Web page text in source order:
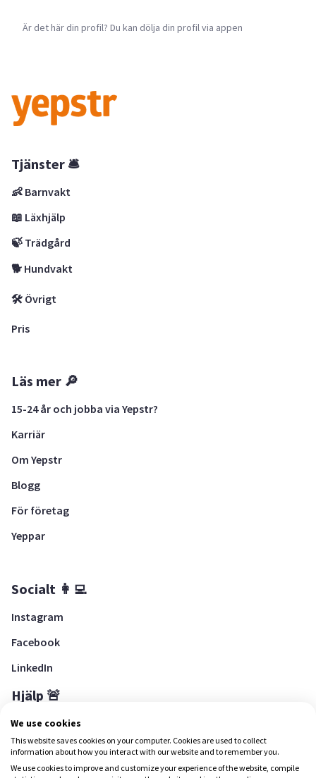
Är det här din profil? Du kan dölja din profil via appen
Tjänster 🛎
👶 Barnvakt
📖 Läxhjälp
🍃 Trädgård
🐕 Hundvakt
🛠 Övrigt
Pris
Läs mer 🔎
15-24 år och jobba via Yepstr?
Karriär
Om Yepstr
Blogg
För företag
Yeppar
Socialt 👩‍💻
Instagram
Facebook
LinkedIn
Hjälp 🚨
Hjälpcenter
We use cookies
This website saves cookies on your computer. Cookies are used to collect
information about how you interact with our website and to remember you.
We use cookies to improve and customize your experience of the website, compile